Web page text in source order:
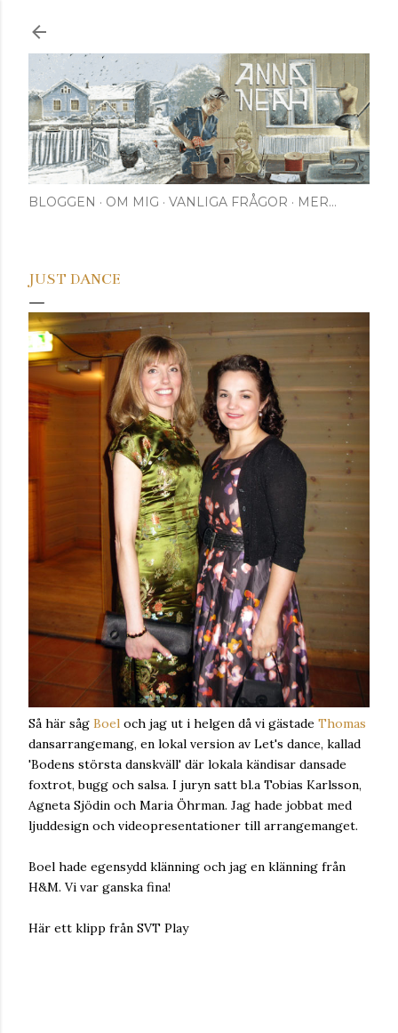
BLOGGEN OM MIG VANLIGA FRÅGOR MER…
JUST DANCE
Så här såg Boel och jag ut i helgen då vi gästade Thomas
dansarrangemang, en lokal version av Let's dance, kallad
'Bodens största danskväll' där lokala kändisar dansade
foxtrot, bugg och salsa. I juryn satt bl.a Tobias Karlsson,
Agneta Sjödin och Maria Öhrman. Jag hade jobbat med
ljuddesign och videopresentationer till arrangemanget.
Boel hade egensydd klänning och jag en klänning från
H&M. Vi var ganska fina!
Här ett klipp från SVT Play